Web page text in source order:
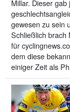
Millar. Dieser
gewesen zu sein
Schließlich brach
für
dem diese
einiger Zeit als